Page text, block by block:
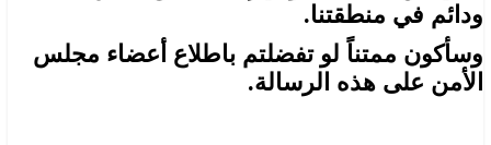
ودائم في منطقتنا.
وسأكون ممتناً لو تفضلتم باطلاع أعضاء مجلس
الأمن على هذه الرسالة.